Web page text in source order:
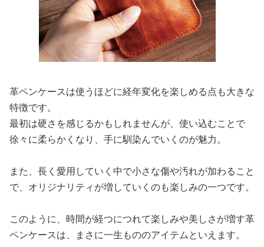
革ペンケースは使うほどに経年変化を楽しめる点も大きな
特徴です。
最初は硬さを感じるかもしれませんが、使い込むことで
徐々に柔らかくなり、手に馴染んでいくのが魅力。
また、長く愛用していく中で小さな傷や汚れが加わること
で、オリジナリティが増していくのも楽しみの一つです。
このように、時間が経つにつれて楽しみや美しさが増す革
ペンケースは、まさに一生もののアイテムといえます。